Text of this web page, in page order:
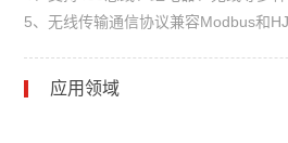
5、无线传输通信协议兼容Modbus和
应用领域